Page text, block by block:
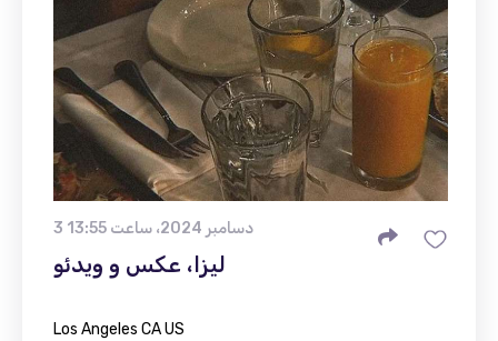
3 دسامبر 2024، ساعت 13:55
لیزا، عکس و ویدئو
Los Angeles CA US